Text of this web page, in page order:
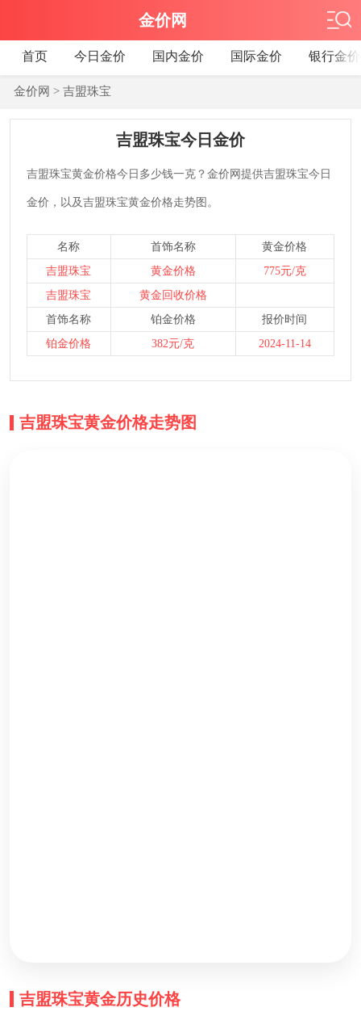
金价网
首页 今日金价 国内金价 国际金价 银行金价
金价网 > 吉盟珠宝
吉盟珠宝今日金价
吉盟珠宝黄金价格今日多少钱一克？金价网提供吉盟珠宝今日
金价，以及吉盟珠宝黄金价格走势图。
名称 首饰名称
黄金价格
吉盟珠宝
黄金价格
775元/克
吉盟珠宝
黄金回收价格
首饰名称
铂金价格
报价时间
铂金价格
382元/克 2024-11-14
吉盟珠宝黄金价格走势图
吉盟珠宝黄金历史价格